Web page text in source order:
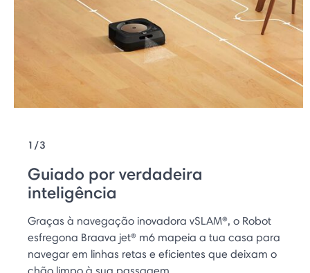
1/3
Guiado por verdadeira
inteligência
Graças à navegação inovadora vSLAM®, o Robot
esfregona Braava jet® m6 mapeia a tua casa para
navegar em linhas retas e eficientes que deixam o
chão limpo à sua passagem.